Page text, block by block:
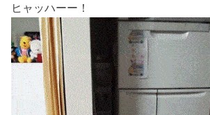
ヒャッハーー！